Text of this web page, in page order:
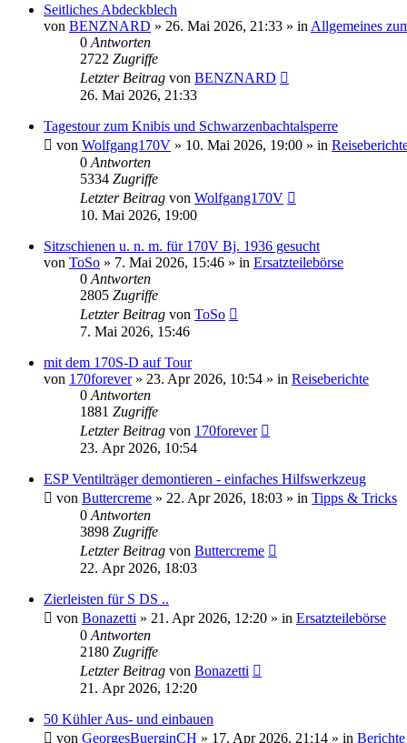
Seitliches Abdeckblech
von BENZNARD » 26. Mai 2026, 21:33 » in Allgemeines
0 Antworten
2722 Zugriffe
Letzter Beitrag von BENZNARD
26. Mai 2026, 21:33
Tagestour zum Knibis und Schwarzenbachtalsperre
von Wolfgang170V » 10. Mai 2026, 19:00 » in
0 Antworten
5334 Zugriffe
Letzter Beitrag von Wolfgang170V
10. Mai 2026, 19:00
Sitzschienen u. n. m. für 170V Bj. 1936 gesucht
von ToSo » 7. Mai 2026, 15:46 » in Ersatzteilebörse
0 Antworten
2805 Zugriffe
Letzter Beitrag von ToSo
7. Mai 2026, 15:46
mit dem 170S-D auf Tour
von 170forever» 23. Apr 2026, 10:54 » in Reiseberichte
0 Antworten
1881 Zugriffe
Letzter Beitrag von 170forever
23. Apr 2026, 10:54
ESP Ventilträger demontieren - einfaches Hilfswerkzeug
von Buttercreme » 22. Apr 2026, 18:03 » in Tipps & Tricks
0 Antworten
3898 Zugriffe
Letzter Beitrag von Buttercreme
22. Apr 2026, 18:03
Zierleisten für S DS ..
von Bonazetti » 21. Apr 2026, 12:20 » in Ersatzteilebörse
0 Antworten
2180 Zugriffe
Letzter Beitrag von Bonazetti
21. Apr 2026, 12:20
50 Kühler Aus- und einbauen
von GeorgesBuerginCH » 17. Apr 2026, 21:14 » in Berichte